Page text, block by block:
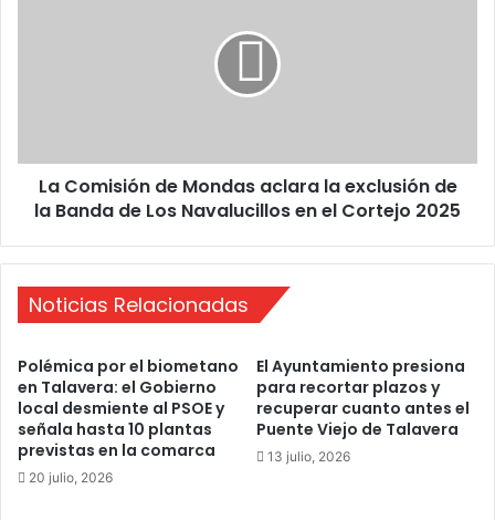
p
a
e
s
t
a
S
e
ó
d
s
a
c
l
a
r
La Comisión de Mondas aclara la exclusión de
la Banda de Los Navalucillos en el Cortejo 2025
Noticias Relacionadas
Polémica por el biometano
en Talavera: el Gobierno
local desmiente al PSOE y
señala hasta 10 plantas
previstas en la comarca
20 julio, 2026
El Ayuntamiento presiona
para recortar plazos y
recuperar cuanto antes el
Puente Viejo de Talavera
13 julio, 2026